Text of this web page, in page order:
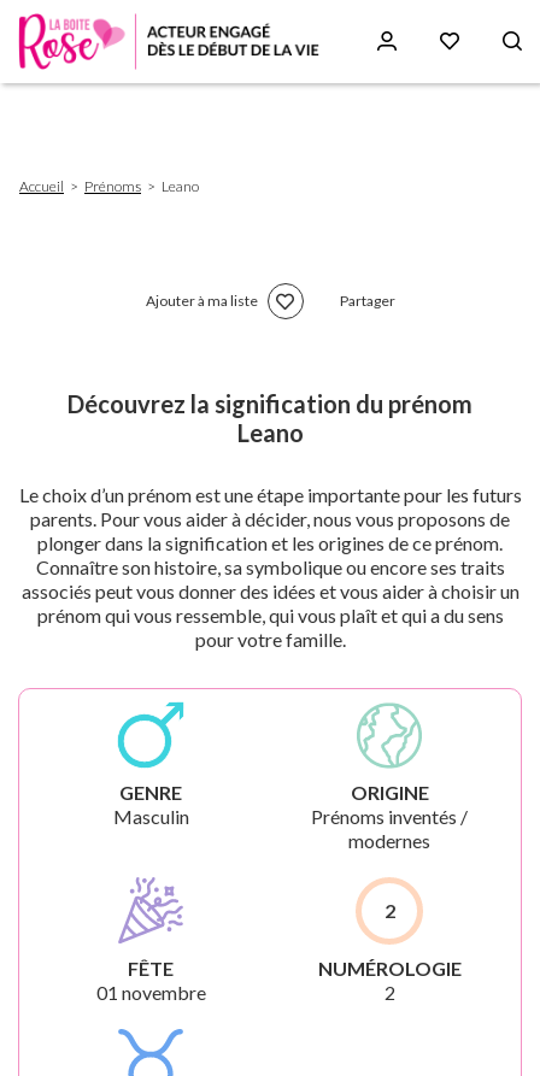
d'Ariane
Accueil Prénoms Leano
Ajouter à ma liste Partager
Découvrez la signification du prénom
Leano
Le choix d’un prénom est une étape importante pour les futurs
parents. Pour vous aider à décider, nous vous proposons de
plonger dans la signification et les origines de ce prénom.
Connaître son histoire, sa symbolique ou encore ses traits
associés peut vous donner des idées et vous aider à choisir un
prénom qui vous ressemble, qui vous plaît et qui a du sens
pour votre famille.
GENRE
Masculin
ORIGINE
Prénoms inventés /
modernes
FÊTE
01 novembre
2
NUMÉROLOGIE
2